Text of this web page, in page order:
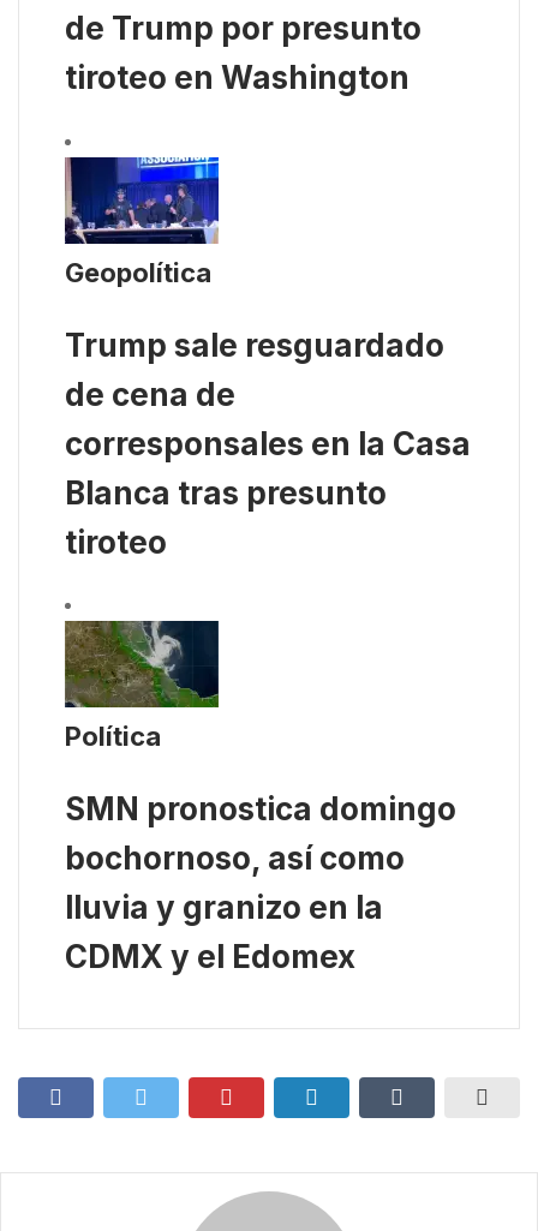
de Trump por presunto
tiroteo en Washington
Geopolítica
Trump sale resguardado
de cena de
corresponsales en la Casa
Blanca tras presunto
tiroteo
Política
SMN pronostica domingo
bochornoso, así como
lluvia y granizo en la
CDMX y el Edomex